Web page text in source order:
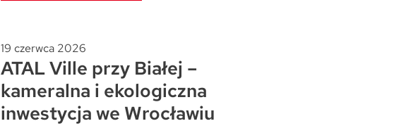
19 czerwca 2026
ATAL Ville przy Białej –
kameralna i ekologiczna
inwestycja we Wrocławiu